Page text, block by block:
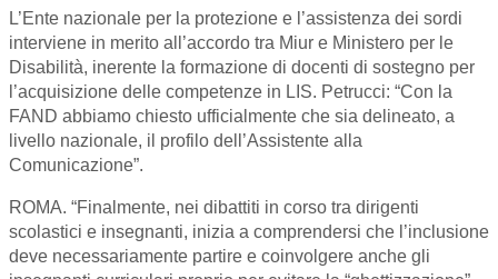
L’Ente nazionale per la protezione e l’assistenza dei sordi
interviene in merito all’accordo tra Miur e Ministero per le
Disabilità, inerente la formazione di docenti di sostegno per
l’acquisizione delle competenze in LIS. Petrucci: “Con la
FAND abbiamo chiesto ufficialmente che sia delineato, a
livello nazionale, il profilo dell’Assistente alla
Comunicazione”.
ROMA. “Finalmente, nei dibattiti in corso tra dirigenti
scolastici e insegnanti, inizia a comprendersi che l’inclusione
deve necessariamente partire e coinvolgere anche gli